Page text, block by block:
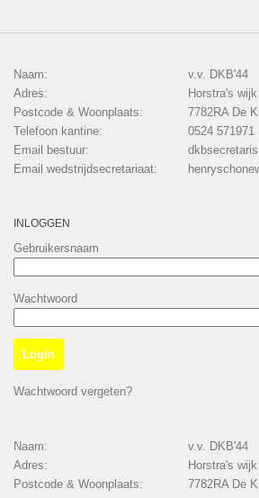
Naam:
v.v. DKB'44
Adres:
Horstra's
Postcode & Woonplaats:
7782RA De
Telefoon kantine:
0524 571971
Email bestuur:
Email wedstrijdsecretariaat:
INLOGGEN
Gebruikersnaam
Wachtwoord
Wachtwoord vergeten?
Naam:
v.v. DKB'44
Adres:
Horstra's
Postcode & Woonplaats:
7782RA De